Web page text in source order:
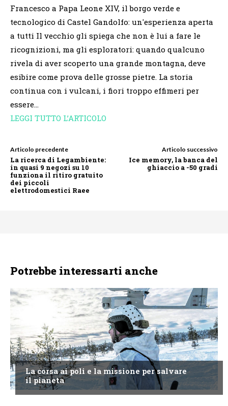
Francesco a Papa Leone XIV, il borgo verde e
tecnologico di Castel Gandolfo: un'esperienza aperta
a tutti Il vecchio gli spiega che non è lui a fare le
ricognizioni, ma gli esploratori: quando qualcuno
rivela di aver scoperto una grande montagna, deve
esibire come prova delle grosse pietre. La storia
continua con i vulcani, i fiori troppo effimeri per
essere…
LEGGI TUTTO L’ARTICOLO
Articolo precedente
La ricerca di Legambiente:
in quasi 9 negozi su 10
funziona il ritiro gratuito
dei piccoli
elettrodomestici Raee
Articolo successivo
Ice memory, la banca del
ghiaccio a -50 gradi
Potrebbe interessarti anche
NEWS
La corsa ai poli e la missione per salvare
il pianeta